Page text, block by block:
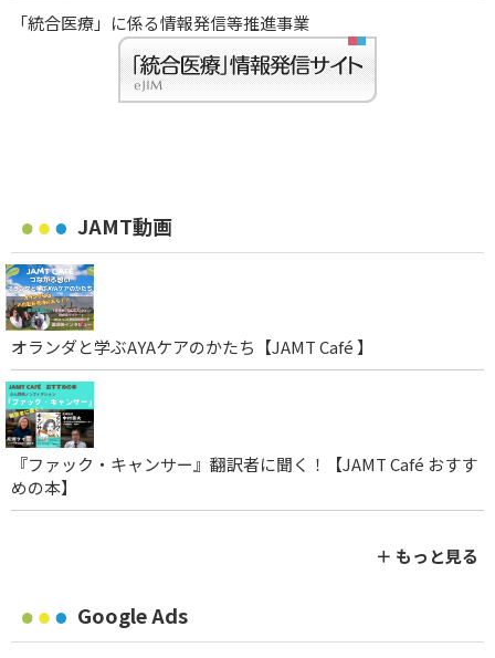
「統合医療」に係る情報発信等推進事業
JAMT動画
オランダと学ぶAYAケアのかたち【JAMT Café 】
『ファック・キャンサー』翻訳者に聞く！【JAMT Café おすす
めの本】
＋ もっと見る
Google Ads